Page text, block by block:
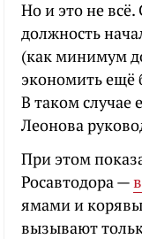
Но и это не
должность
(как минимум
экономить ещё
В таком случае
Леонова
При этом
Росавтодора —
ямами и
вызывают